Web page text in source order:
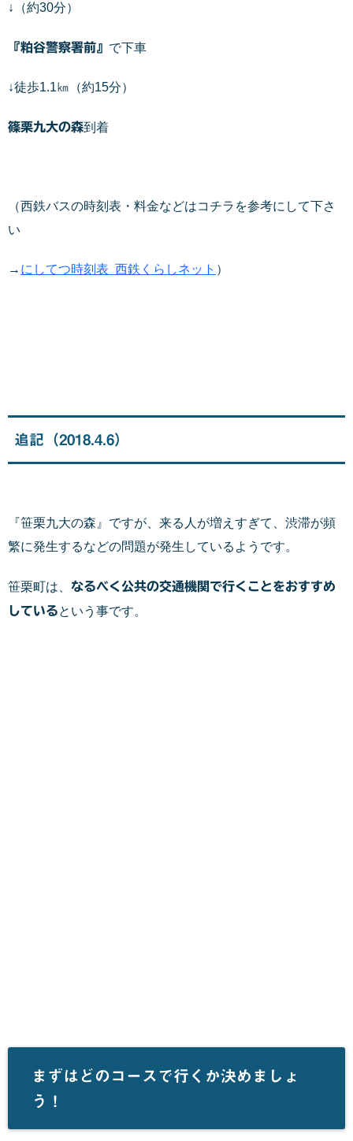
↓（約30分）
『粕谷警察署前』 で下車
↓徒歩1.1㎞（約15分）
篠栗九大の森到着
（西鉄バスの時刻表・料金などはコチラを参考にして下さ
い
→ にしてつ時刻表 西鉄くらしネット ）
追記（2018.4.6）
『笹栗九大の森』ですが、来る人が増えすぎて、渋滞が頻
繁に発生するなどの問題が発生しているようです。
笹栗町は、 なるべく公共の交通機関で行くことをおすすめ
しているという事です。
まずはどのコースで行くか決めましょ
う！